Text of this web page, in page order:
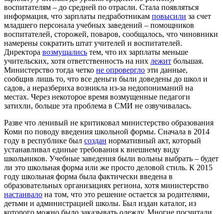
воспитателям – до средней по отрасли. Стала появляться
информация, что зарплаты педработникам повысили за счет
младшего персонала учебных заведений – помощников
воспитателей, сторожей, поваров, сообщалось, что чиновники
намерены сократить штат учителей и воспитателей.
Директора возмущались тем, что их зарплаты меньше
учительских, хотя ответственность на них лежит большая.
Министерство тогда четко не опровергло эти данные,
сообщив лишь то, что все деньги были доведены до школ и
садов, а неразбериха возникла из-за недопониманий на
местах. Через некоторое время возмущенные педагоги
затихли, больше эта проблема в СМИ не озвучивалась.
Разве что ленивый не критиковал министерство образования
Коми по поводу введения школьной формы. Сначала в 2014
году в республике был создан нормативный акт, который
устанавливал единые требования к внешнему виду
школьников. Учебные заведения были вольны выбрать – будет
ли это школьная форма или же просто деловой стиль. К 2015
году школьная форма была фактически введена в
образовательных организациях региона, хотя министерство
настаивало на том, что это решение остается за родителями,
детьми и администрацией школы. Был издан каталог, из